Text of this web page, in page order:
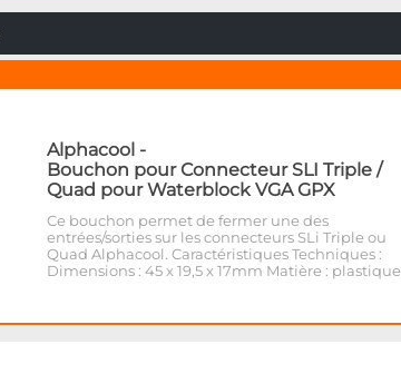
Alphacool -
Bouchon pour Connecteur SLI Triple /
Quad pour Waterblock VGA GPX
Ce bouchon permet de fermer une des
entrées/sorties sur les connecteurs SLi Triple ou
Quad Alphacool. Caractéristiques Techniques :
Dimensions : 45 x 19,5 x 17mm Matière : plastique